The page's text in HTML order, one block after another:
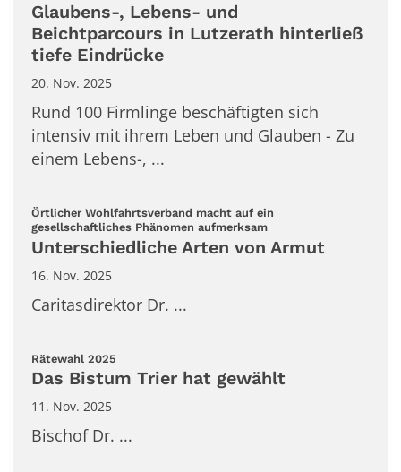
Glaubens-, Lebens- und
Beichtparcours in Lutzerath hinterließ
tiefe Eindrücke
20. Nov. 2025
Rund 100 Firmlinge beschäftigten sich
intensiv mit ihrem Leben und Glauben - Zu
einem Lebens-, ...
Örtlicher Wohlfahrtsverband macht auf ein
gesellschaftliches Phänomen aufmerksam
Unterschiedliche Arten von Armut
16. Nov. 2025
Caritasdirektor Dr. ...
Rätewahl 2025:
Das Bistum Trier hat gewählt
11. Nov. 2025
Bischof Dr. ...